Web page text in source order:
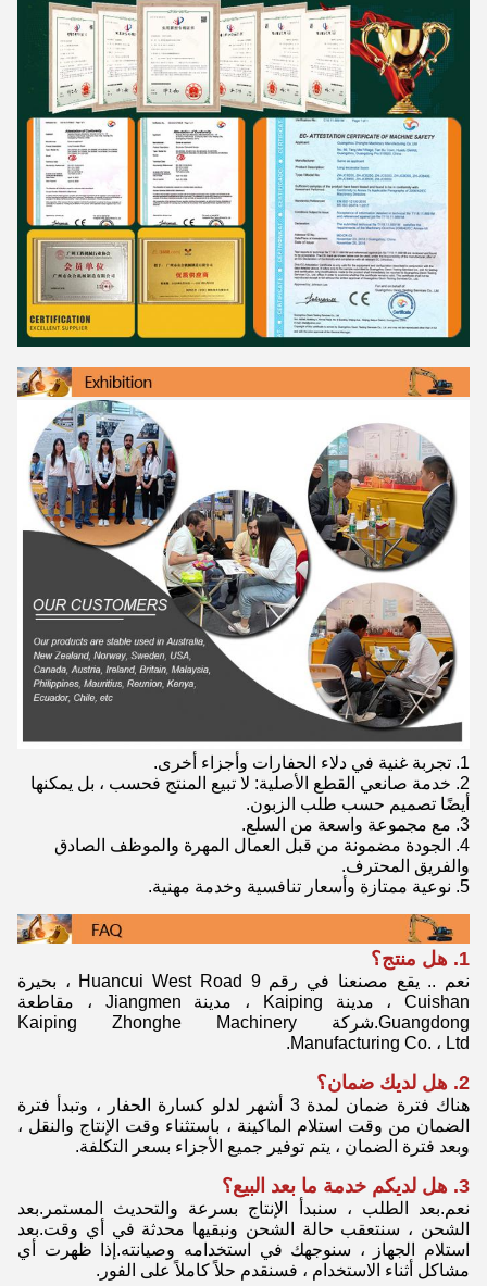
1. تجربة غنية في دلاء الحفارات وأجزاء أخرى.
2. خدمة صانعي القطع الأصلية: لا تبيع المنتج فحسب ، بل يمكنها
أيضًا تصميم حسب طلب الزبون.
3. مع مجموعة واسعة من السلع.
4. الجودة مضمونة من قبل العمال المهرة والموظف الصادق
والفريق المحترف.
5. نوعية ممتازة وأسعار تنافسية وخدمة مهنية.
1. هل منتج؟
نعم .. يقع مصنعنا في رقم 9 Huancui West Road ، بحيرة
Cuishan ، مدينة Kaiping ، مدينة Jiangmen ، مقاطعة
Guangdong.شركة Kaiping Zhonghe Machinery
Manufacturing Co. ، Ltd.
2. هل لديك ضمان؟
هناك فترة ضمان لمدة 3 أشهر لدلو كسارة الحفار ، وتبدأ فترة
الضمان من وقت استلام الماكينة ، باستثناء وقت الإنتاج والنقل ،
وبعد فترة الضمان ، يتم توفير جميع الأجزاء بسعر التكلفة.
3. هل لديكم خدمة ما بعد البيع؟
نعم.بعد الطلب ، سنبدأ الإنتاج بسرعة والتحديث المستمر.بعد
الشحن ، سنتعقب حالة الشحن ونبقيها محدثة في أي وقت.بعد
استلام الجهاز ، سنوجهك في استخدامه وصيانته.إذا ظهرت أي
مشاكل أثناء الاستخدام ، فسنقدم حلاً كاملاً على الفور.